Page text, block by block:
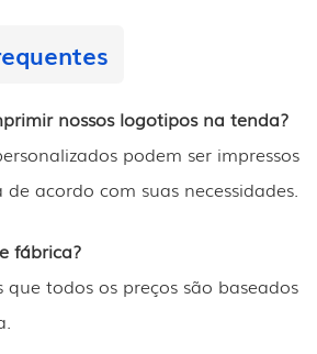
nossos logotipos na tenda?
podem ser impressos
acordo com suas necessidades.
fábrica?
que todos os preços são baseados